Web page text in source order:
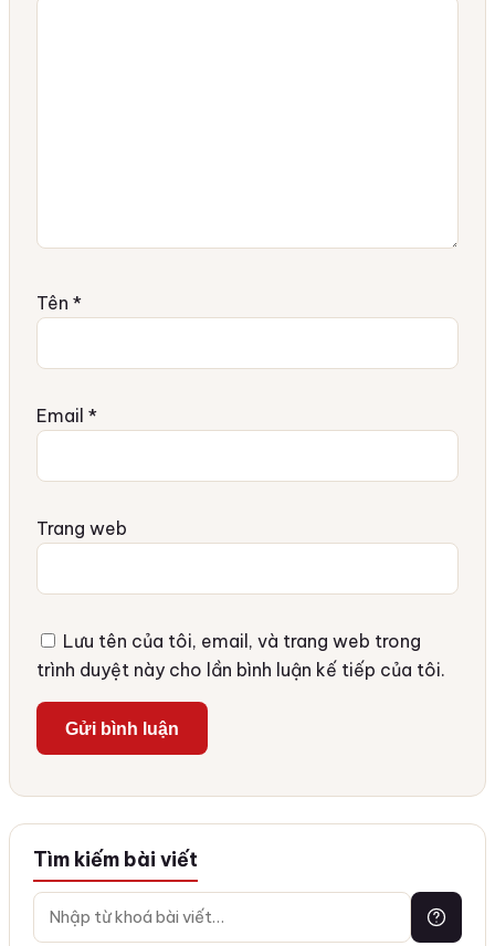
Tên *
Email *
Trang web
Lưu tên của tôi, email, và trang web trong
trình duyệt này cho lần bình luận kế tiếp của tôi.
Tìm kiếm bài viết